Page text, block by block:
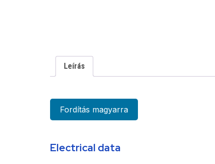
Leírás
Fordítás magyarra
Electrical data